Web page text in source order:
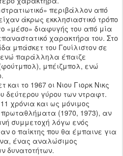
περιβάλλον από
άκρως εκκλησιαστικό τρόπο
«μέσο» διαφυγής του από μία
χαρακτήρα του. Στο
μπάσκετ του Γουίλιστον σε
ενώ παράλληλα έπαιζε
μπέιζμπολ, ενώ
το 1967 οι Νιου Γιορκ Νικς
δεύτερου γύρου των ντραφτ.
χρόνια και ως μόνιμος
πρωταθλήματα (1970, 1973), αν
συμμετοχή λόγω ενός
ο παίκτης που θα έμπαινε για
ένας αναλώσιμος
δυνατοτήτων.